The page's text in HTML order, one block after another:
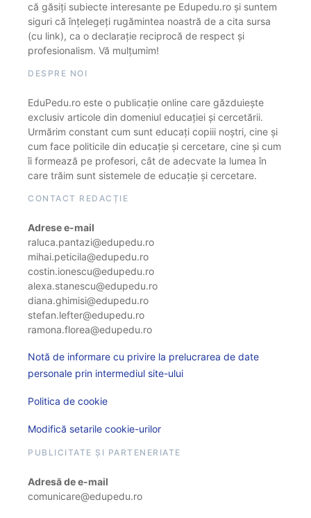
că găsiți subiecte interesante pe Edupedu.ro și suntem
siguri că înțelegeți rugămintea noastră de a cita sursa
(cu link), ca o declarație reciprocă de respect și
profesionalism. Vă mulțumim!
DESPRE NOI
EduPedu.ro este o publicație online care găzduiește
exclusiv articole din domeniul educației și cercetării.
Urmărim constant cum sunt educați copiii noștri, cine și
cum face politicile din educație și cercetare, cine și cum
îi formează pe profesori, cât de adecvate la lumea în
care trăim sunt sistemele de educație și cercetare.
CONTACT REDACȚIE
Adrese e-mail
raluca.pantazi@edupedu.ro
mihai.peticila@edupedu.ro
costin.ionescu@edupedu.ro
alexa.stanescu@edupedu.ro
diana.ghimisi@edupedu.ro
stefan.lefter@edupedu.ro
ramona.florea@edupedu.ro
Notă de informare cu privire la prelucrarea de date
personale prin intermediul site-ului
Politica de cookie
Modifică setarile cookie-urilor
PUBLICITATE ȘI PARTENERIATE
Adresă de e-mail
comunicare@edupedu.ro